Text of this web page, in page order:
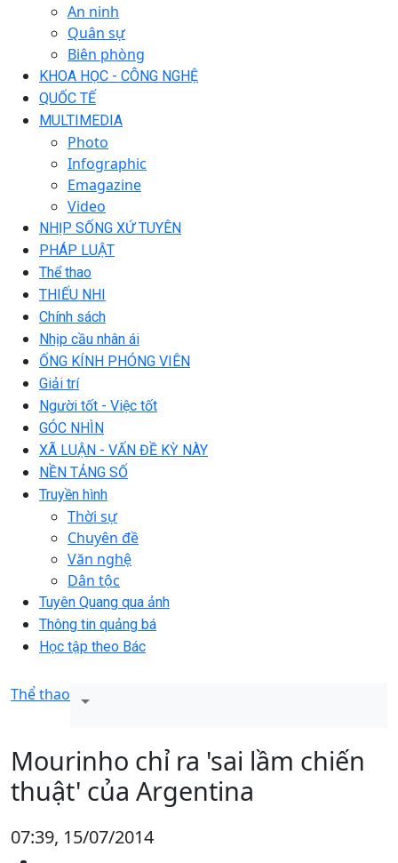
An ninh
Quân sự
Biên phòng
KHOA HỌC - CÔNG NGHỆ
QUỐC TẾ
MULTIMEDIA
Photo
Infographic
Emagazine
Video
NHỊP SỐNG XỨ TUYÊN
PHÁP LUẬT
Thể thao
THIẾU NHI
Chính sách
Nhịp cầu nhân ái
ỐNG KÍNH PHÓNG VIÊN
Giải trí
Người tốt - Việc tốt
GÓC NHÌN
XÃ LUẬN - VẤN ĐỀ KỲ NÀY
NỀN TẢNG SỐ
Truyền hình
Thời sự
Chuyên đề
Văn nghệ
Dân tộc
Tuyên Quang qua ảnh
Thông tin quảng bá
Học tập theo Bác
Thể thao
Mourinho chỉ ra 'sai lầm chiến
thuật' của Argentina
07:39, 15/07/2014